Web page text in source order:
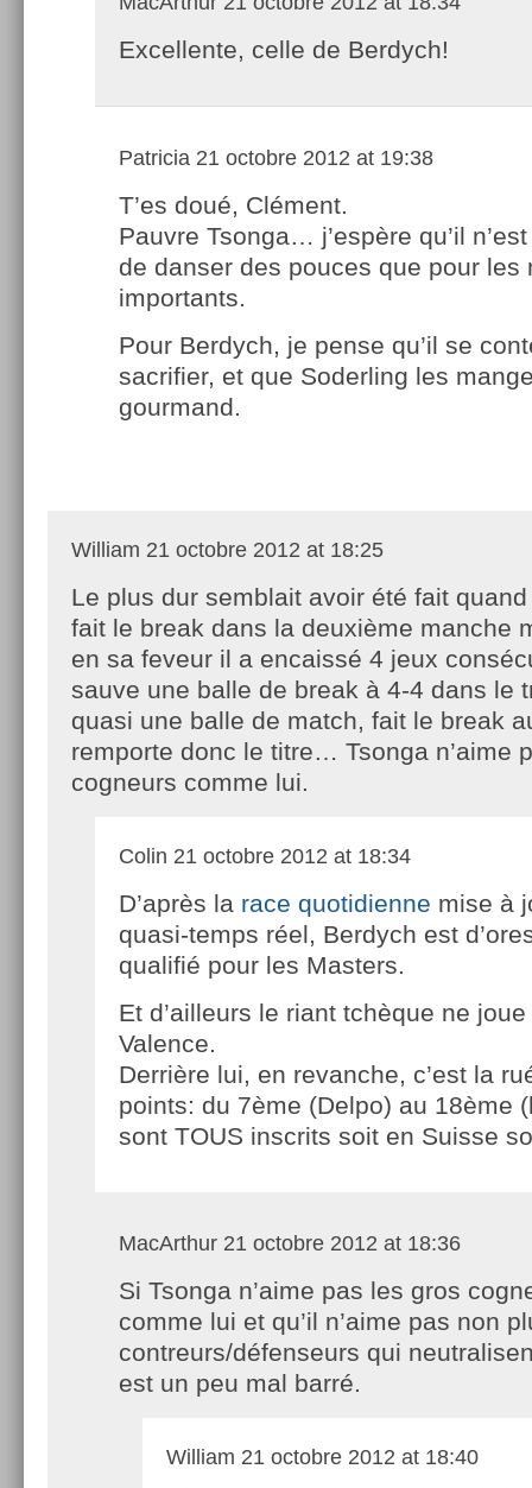
Excellente, celle de Berdych!
Patricia 21 octobre 2012 at 19:38
T’es doué, Clément.
Pauvre Tsonga… j’espère qu’il
de danser des pouces que pour les
importants.
Pour Berdych, je pense qu’il se
sacrifier, et que Soderling les
gourmand.
William 21 octobre 2012 at 18:25
Le plus dur semblait avoir été fait
fait le break dans la deuxième manche
en sa feveur il a encaissé 4 jeux
sauve une balle de break à 4-4 dans le
quasi une balle de match, fait le break
remporte donc le titre… Tsonga n’aime
cogneurs comme lui.
Colin 21 octobre 2012 at 18:34
D’après la race quotidienne mise à
quasi-temps réel, Berdych est
qualifié pour les Masters.
Et d’ailleurs le riant tchèque ne
Valence.
Derrière lui, en revanche, c’est la
points: du 7ème (Delpo) au 18ème
sont TOUS inscrits soit en Suisse
MacArthur 21 octobre 2012 at 18:36
Si Tsonga n’aime pas les gros
comme lui et qu’il n’aime pas non
contreurs/défenseurs qui
est un peu mal barré.
William 21 octobre 2012 at 18:40